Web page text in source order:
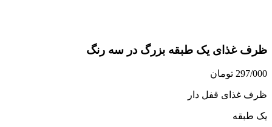
ظرف غذای یک طبقه بزرگ در سه رنگ
297/000 تومان
ظرف غذای قفل دار
یک طبقه